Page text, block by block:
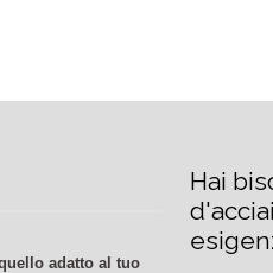
adatto al tuo
Hai